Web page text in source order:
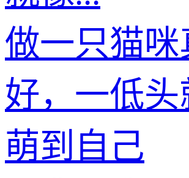
做一只猫咪
好，一低头
萌到自己